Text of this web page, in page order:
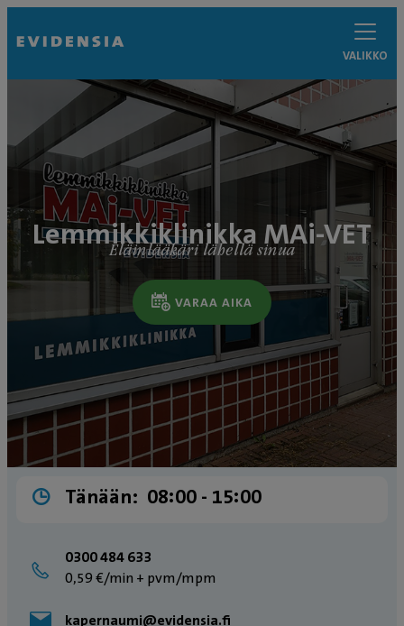
VALIKKO
Lemmikkiklinikka MAi-VET
Eläinlääkäri lähellä sinua
VARAA AIKA
Tänään: 08:00 - 15:00
0300 484 633
0,59 €/min + pvm/mpm
kapernaumi@evidensia.fi